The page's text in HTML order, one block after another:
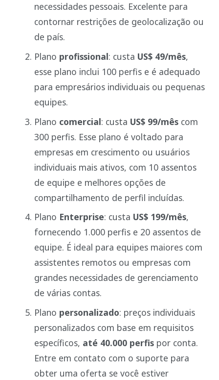
necessidades pessoais. Excelente para
contornar restrições de geolocalização ou
de país.
Plano profissional: custa US$ 49/mês,
esse plano inclui 100 perfis e é adequado
para empresários individuais ou pequenas
equipes.
Plano comercial: custa US$ 99/mês com
300 perfis. Esse plano é voltado para
empresas em crescimento ou usuários
individuais mais ativos, com 10 assentos
de equipe e melhores opções de
compartilhamento de perfil incluídas.
Plano Enterprise: custa US$ 199/mês,
fornecendo 1.000 perfis e 20 assentos de
equipe. É ideal para equipes maiores com
assistentes remotos ou empresas com
grandes necessidades de gerenciamento
de várias contas.
Plano personalizado: preços individuais
personalizados com base em requisitos
específicos, até 40.000 perfis por conta.
Entre em contato com o suporte para
obter uma oferta se você estiver